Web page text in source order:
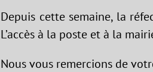
Depuis cette semaine, la
L’accès à la poste et à la
Nous vous remercions de